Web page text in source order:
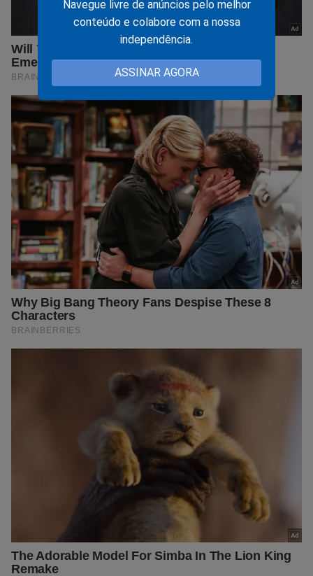
Navegue livre de anúncios pelo melhor
conteúdo e colabore com a nossa
independência.
ASSINAR AGORA